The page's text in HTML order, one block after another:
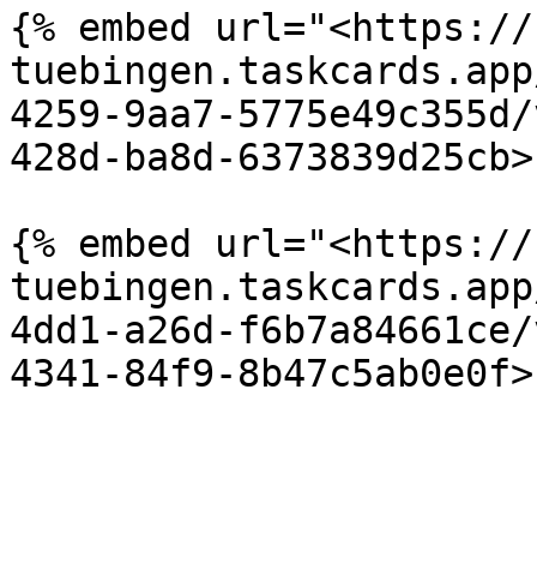
{% embed url="<https://
4259-9aa7-
428d-ba8d-
{% embed url="<https://
4dd1-a26d-